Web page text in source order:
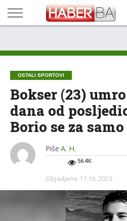
TECH
PROGRAM
PROGNOZA
PUTEVIMA
LISTA
NAMA
OSTALI SPORTOVI
Bokser (23)
dana od
Borio se za samo
Piše A. H.
56.4K
Objavljeno 17.10. 2023.